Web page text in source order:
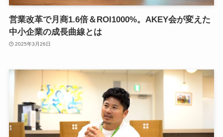
営業改革で月商1.6倍＆ROI1000%。AKEY会が変えた
中小企業の成長曲線とは
2025年3月26日